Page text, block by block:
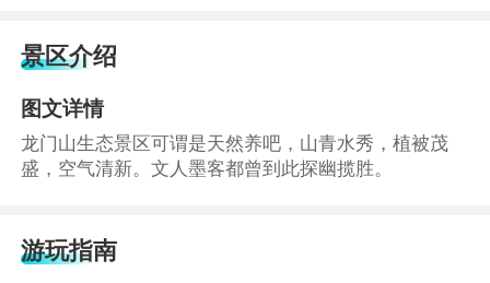
景区介绍
图文详情
龙门山生态景区可谓是天然养吧，山青水秀，植被茂
盛，空气清新。文人墨客都曾到此探幽揽胜。
游玩指南